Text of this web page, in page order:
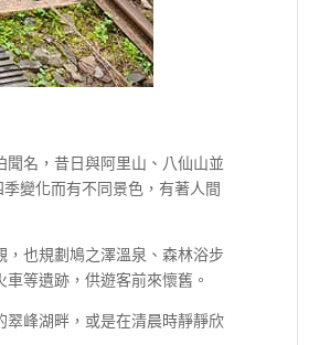
名，昔日與阿里山、八仙山並
變化而有不同景色，有著人間
也規劃鳩之澤溫泉、森林浴步
等遺跡，供遊客前來懷舊。
峰湖畔，或是在清晨時靜靜欣